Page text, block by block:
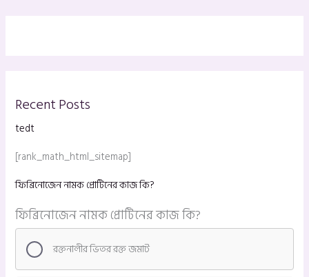
Recent Posts
tedt
[rank_math_html_sitemap]
ফিব্রিনোজেন নামক প্রোটিনের কাজ কি?
ফিব্রিনোজেন নামক প্রোটিনের কাজ কি?
রক্তনালীর ভিতর রক্ত জমাট